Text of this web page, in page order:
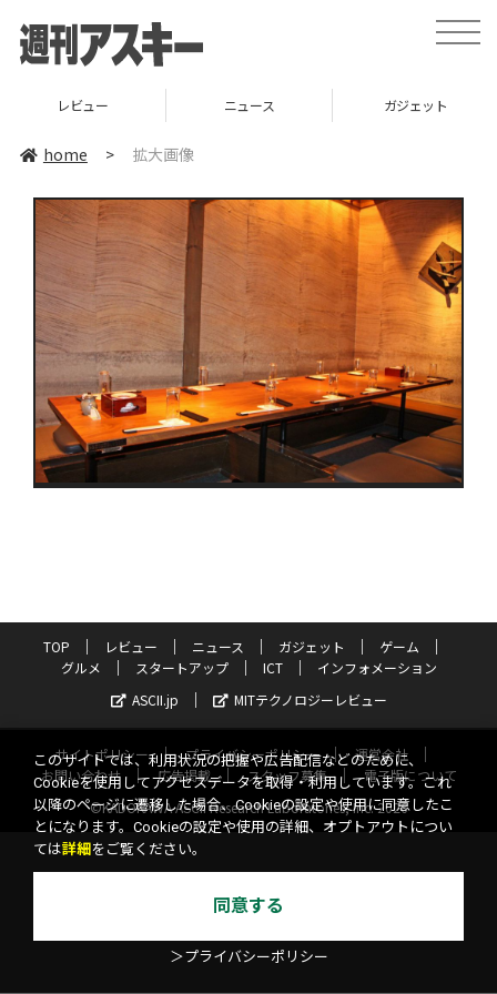
toggle
レビュー ニュース ガジェット
home > 拡大画像
TOP レビュー ニュース ガジェット
ゲーム
グルメ
スタートアップ ICT
インフォメーション
ASCII.jp
MITテクノロジーレビュー
サイトポリシー プライバシーポリシー
運営会社
お問い合わせ
広告掲載 スタッフ募集
電子版について
©KADOKAWA ASCII Research Laboratories, Inc. 2026
このサイトでは、利用状況の把握や広告配信などのために、
Cookieを使用してアクセスデータを取得・利用しています。これ
以降のページに遷移した場合、Cookieの設定や使用に同意したこ
とになります。Cookieの設定や使用の詳細、オプトアウトについ
ては詳細 をご覧ください。
同意する
＞プライバシーポリシー